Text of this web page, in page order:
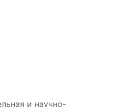
и научно-